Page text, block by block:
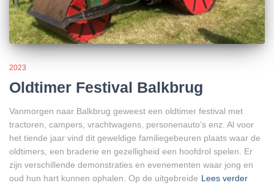
2023
Oldtimer Festival Balkbrug
Vanmorgen naar Balkbrug geweest een oldtimer festival met
tractoren, campers, vrachtwagens, personenauto’s enz. Al voor
het tiende jaar vind dit geweldige familiegebeuren plaats waar de
oldtimers, een braderie en gezelligheid een hoofdrol spelen. Er
zijn verschillende demonstraties en evenementen waar jong en
oud hun hart kunnen ophalen. Op de uitgebreide Lees verder